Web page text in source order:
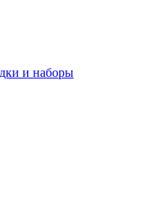
и наборы